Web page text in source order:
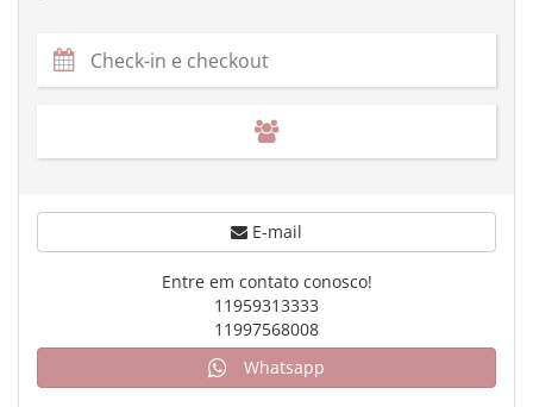
E-mail
Entre em contato conosco!
11959313333
11997568008
Whatsapp